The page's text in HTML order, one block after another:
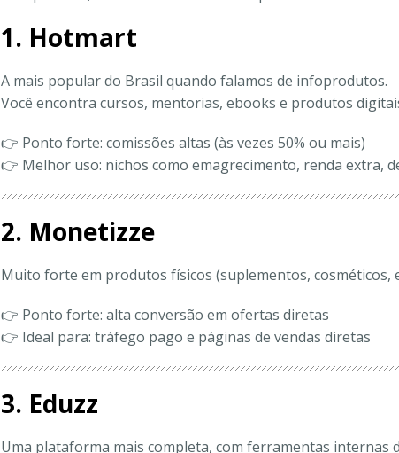
1. Hotmart
A mais popular do Brasil quando falamos de infoprodutos.
Você encontra cursos, mentorias, ebooks e produtos
👉 Ponto forte: comissões altas (às vezes 50% ou mais)
👉 Melhor uso: nichos como emagrecimento, renda extra,
2. Monetizze
Muito forte em produtos físicos (suplementos, cosméticos,
👉 Ponto forte: alta conversão em ofertas diretas
👉 Ideal para: tráfego pago e páginas de vendas diretas
3. Eduzz
Uma plataforma mais completa, com ferramentas internas